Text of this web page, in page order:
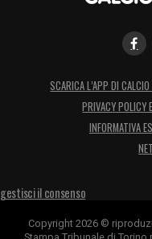
SCARICA L’APP DI
PRIVACY POLICY
INFORMATIVA
gestisci il consenso
Copyright 2026 ©